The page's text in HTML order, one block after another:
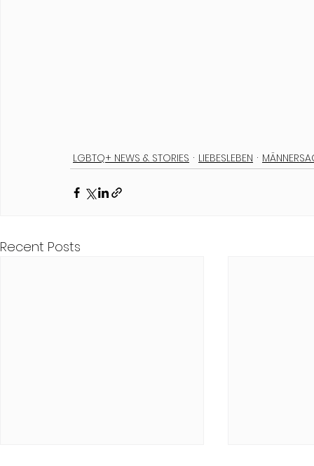
LGBTQ+ NEWS & STORIES LIEBESLEBEN
Recent Posts